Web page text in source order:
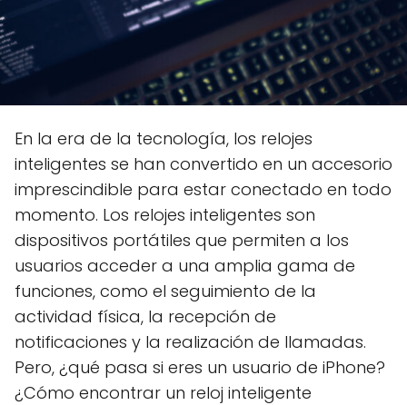
En la era de la tecnología, los relojes
inteligentes se han convertido en un accesorio
imprescindible para estar conectado en todo
momento. Los relojes inteligentes son
dispositivos portátiles que permiten a los
usuarios acceder a una amplia gama de
funciones, como el seguimiento de la
actividad física, la recepción de
notificaciones y la realización de llamadas.
Pero, ¿qué pasa si eres un usuario de iPhone?
¿Cómo encontrar un reloj inteligente